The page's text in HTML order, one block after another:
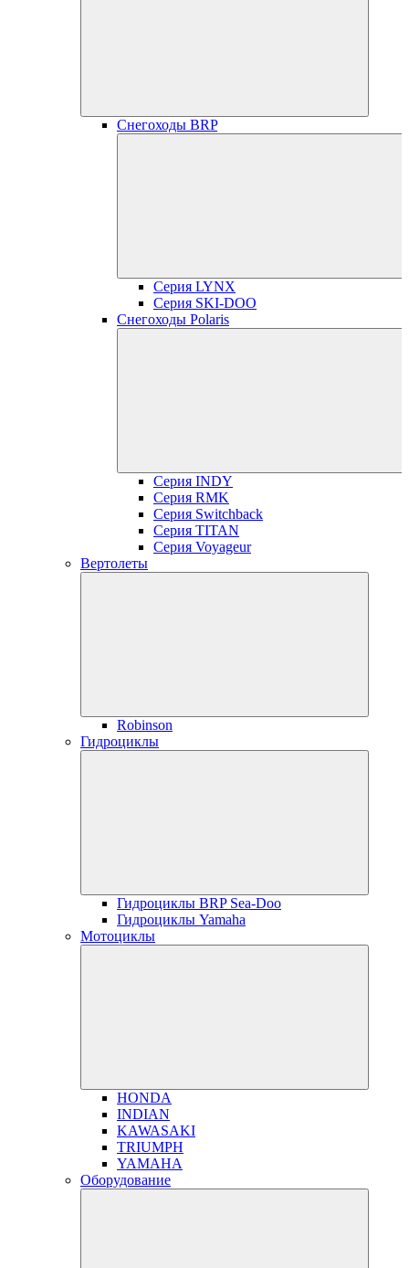
Снегоходы BRP
Серия LYNX
Серия SKI-DOO
Снегоходы Polaris
Серия INDY
Серия RMK
Серия Switchback
Серия TITAN
Серия Voyageur
Вертолеты
Robinson
Гидроциклы
Гидроциклы BRP Sea-Doo
Гидроциклы Yamaha
Мотоциклы
HONDA
INDIAN
KAWASAKI
TRIUMPH
YAMAHA
Оборудование